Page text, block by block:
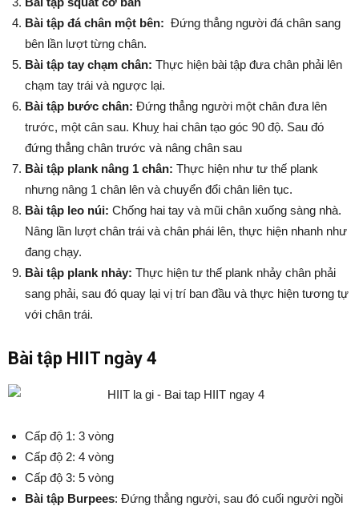
Bài tập đá chân một bên: Đứng thẳng người đá chân sang
bên lần lượt từng chân.
Bài tập tay chạm chân: Thực hiện bài tập đưa chân phải lên
chạm tay trái và ngược lại.
Bài tập bước chân: Đứng thẳng người một chân đưa lên
trước, một cân sau. Khuỵ hai chân tạo góc 90 độ. Sau đó
đứng thẳng chân trước và nâng chân sau
Bài tập plank nâng 1 chân: Thực hiện như tư thế plank
nhưng nâng 1 chân lên và chuyển đổi chân liên tục.
Bài tập leo núi: Chống hai tay và mũi chân xuống sàng nhà.
Nâng lần lượt chân trái và chân phái lên, thực hiện nhanh như
đang chạy.
Bài tập plank nhảy: Thực hiện tư thế plank nhảy chân phải
sang phải, sau đó quay lại vị trí ban đầu và thực hiện tương tự
với chân trái.
Bài tập HIIT ngày 4
Cấp độ 1: 3 vòng
Cấp độ 2: 4 vòng
Cấp độ 3: 5 vòng
Bài tập Burpees: Đứng thẳng người, sau đó cuối người ngồi